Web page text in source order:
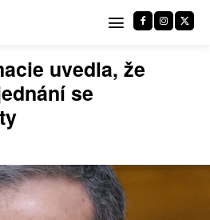
uvedla, že
se